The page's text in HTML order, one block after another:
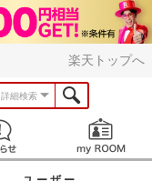
楽天トップへ
詳細検索
お知らせ